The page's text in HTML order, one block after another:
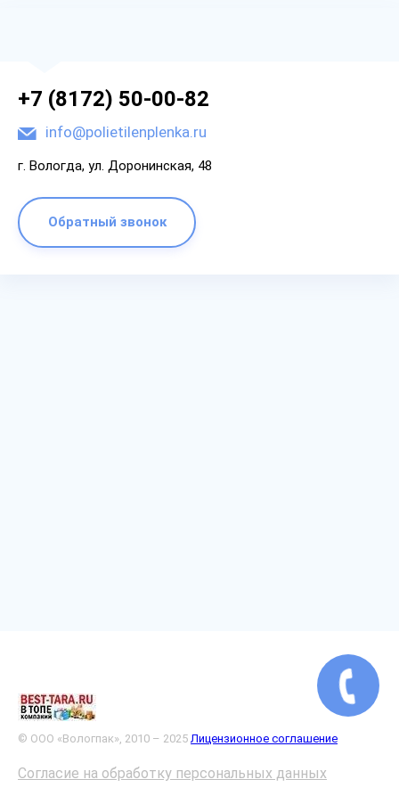
+7 (8172) 50-00-82
info@polietilenplenka.ru
г. Вологда, ул. Доронинская, 48
Обратный звонок
© ООО «Вологпак», 2010 – 2025 Лицензионное соглашение
Согласие на обработку персональных данных